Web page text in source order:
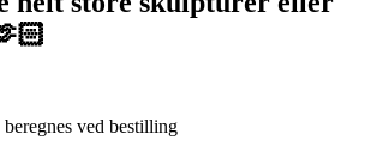
ved bestilling